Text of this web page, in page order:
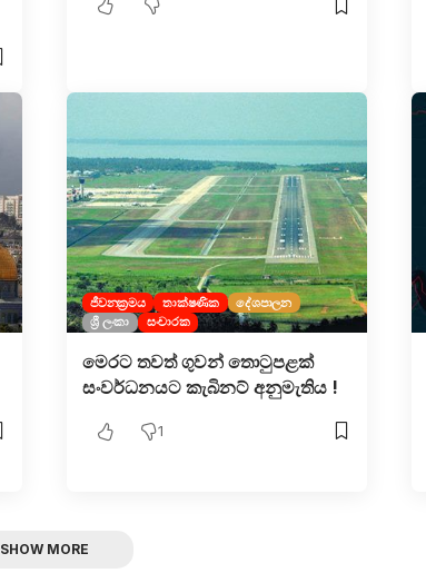
ජීවනක්‍රමය තාක්ෂණික
දේශපාලන
ශ්‍රී ලංකා
සංචාරක
මෙරට තවත් ගුවන් තොටුපළක්
සංවර්ධනයට කැබිනට් අනුමැතිය !
1
SHOW MORE